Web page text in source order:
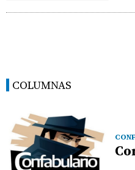
COLUMNAS